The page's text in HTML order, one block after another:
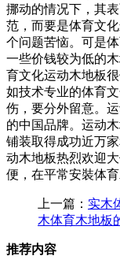
挪动的情况下，其
范，而要是体育文
个问题苦恼。可是
一些价钱较为低的
育文化运动木地板
如技术专业的体育
伤，要分外留意。
的中国品牌。运动
铺装取得成功近万
动木地板热烈欢迎
便，在平常安裝体
上一篇： 实木
木体育木地板
推荐内容